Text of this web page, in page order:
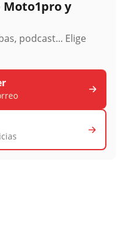
Moto1pro y
podcast... Elige